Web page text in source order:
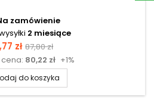
zamówienie
2 miesiące
zł Cena
podstawowa
87,80 zł
80,22 zł +1%
do koszyka